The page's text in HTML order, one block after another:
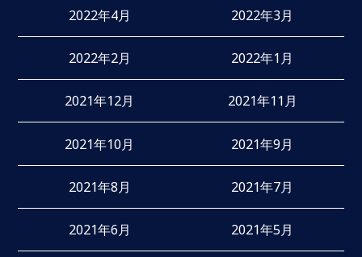
2022年4月 2022年3月
2022年2月 2022年1月
2021年12月 2021年11月
2021年10月 2021年9月
2021年8月 2021年7月
2021年6月 2021年5月